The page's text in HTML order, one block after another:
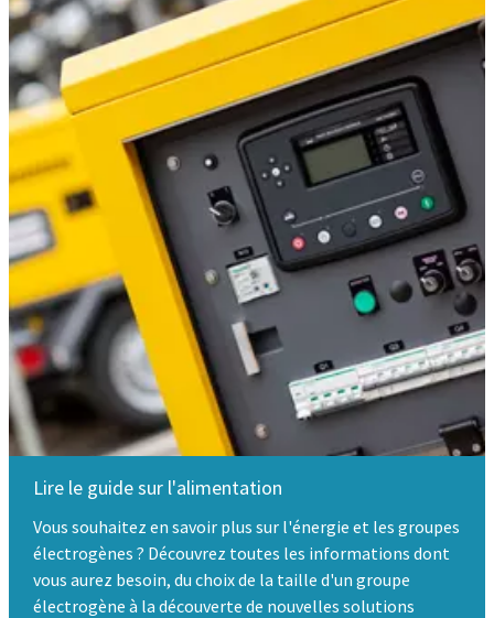
Lire le guide sur l'alimentation
Vous souhaitez en savoir plus sur l'énergie et les groupes
électrogènes ? Découvrez toutes les informations dont
vous aurez besoin, du choix de la taille d'un groupe
électrogène à la découverte de nouvelles solutions